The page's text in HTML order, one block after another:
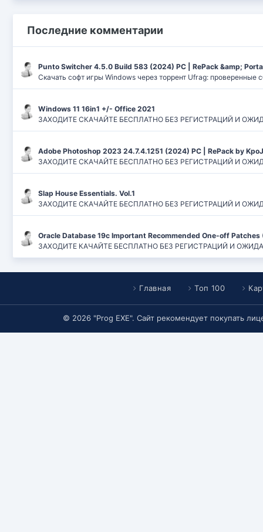
Последние комментарии
Punto Switcher 4.5.0 Build 583 (2024) РС | RePack &amp;
Скачать софт игры Windows через торрент Ufrag: проверенные
Windows 11 16in1 +/- Office 2021
ЗАХОДИТЕ СКАЧАЙТЕ БЕСПЛАТНО БЕЗ РЕГИСТРАЦИЙ И
Adobe Photoshop 2023 24.7.4.1251 (2024) PC | RePack by
ЗАХОДИТЕ СКАЧАЙТЕ БЕСПЛАТНО БЕЗ РЕГИСТРАЦИЙ И
Slap House Essentials. Vol.1
ЗАХОДИТЕ СКАЧАЙТЕ БЕСПЛАТНО БЕЗ РЕГИСТРАЦИЙ И
Oracle Database 19c Important Recommended One-off Patches
ЗАХОДИТЕ КАЧАЙТЕ БЕСПЛАТНО БЕЗ РЕГИСТРАЦИЙ И
Главная Топ 100
© 2026 "Prog EXE". Сайт рекомендует покупать